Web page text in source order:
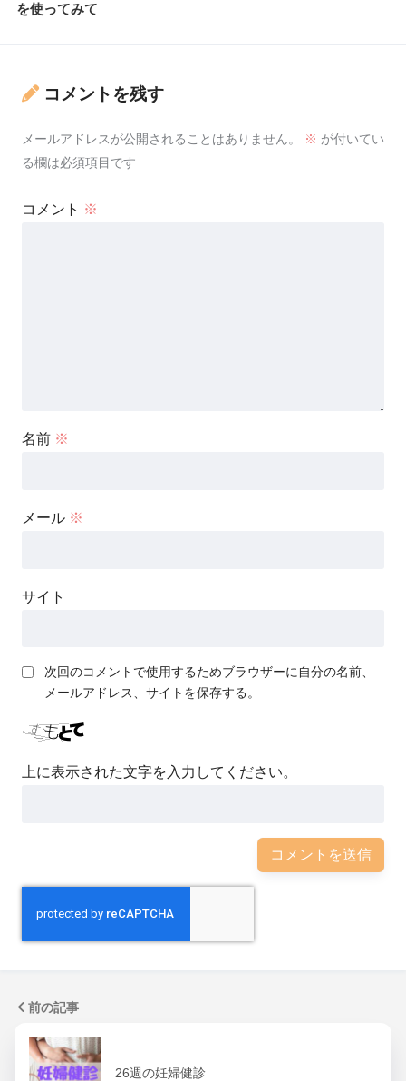
を使ってみて
コメントを残す
メールアドレスが公開されることはありません。 ※ が付いてい
る欄は必須項目です
コメント ※
名前 ※
メール ※
サイト
次回のコメントで使用するためブラウザーに自分の名前、
メールアドレス、サイトを保存する。
上に表示された文字を入力してください。
前の記事
26週の妊婦健診